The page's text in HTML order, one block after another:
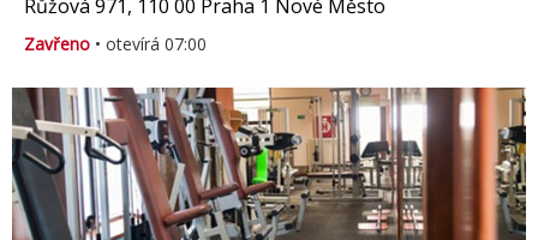
Růžová 971, 110 00 Praha 1 Nové Město
Zavřeno • otevírá 07:00